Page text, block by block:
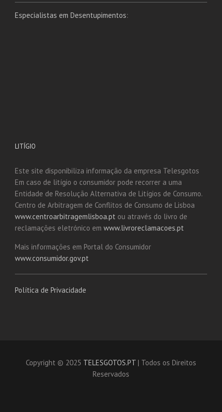
Especialistas em Desentupimentos:
LITÍGIO
Este site disponibiliza informação da empresa Telesgotos
Em caso de litígio o consumidor pode recorrer a uma
Entidade de Resolução Alternativa de Litígios de Consumo.
Centro de Arbitragem de Conflitos de Consumo de Lisboa
www.centroarbitragemlisboa.pt ou através do livro de
reclamações eletrónico em www.livroreclamacoes.pt
Mais informações em Portal do Consumidor
www.consumidor.gov.pt
Política de Privacidade
Copyright © 2025 TELESGOTOS.PT | Todos os Direitos
Reservados